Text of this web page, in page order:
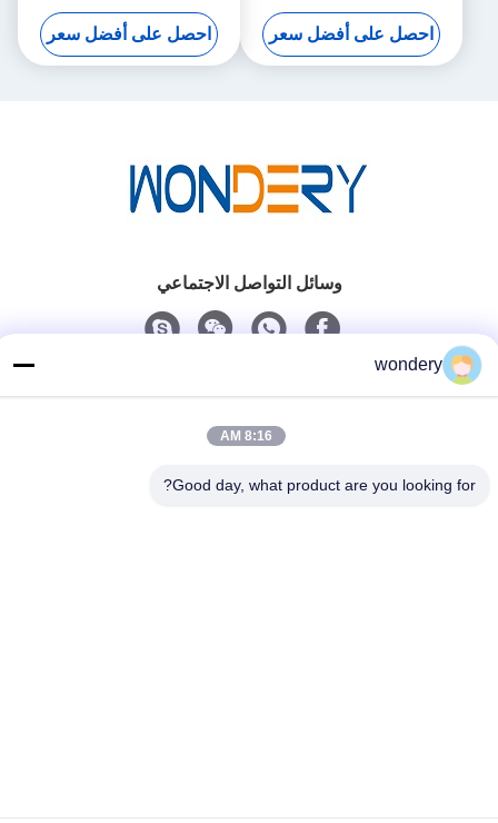
℃
احصل على أفضل سعر احصل على أفضل سعر
وسائل التواصل الاجتماعي
wondery
8:16 AM
Good day, what product are you looking for?